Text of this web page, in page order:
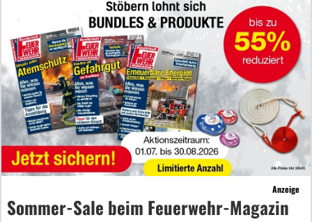
Anzeige
Sommer-Sale beim Feuerwehr-Magazin